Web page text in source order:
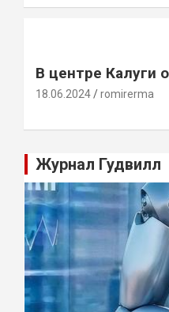
В центре Калуги
18.06.2024 romirerma
Журнал Гудвилл